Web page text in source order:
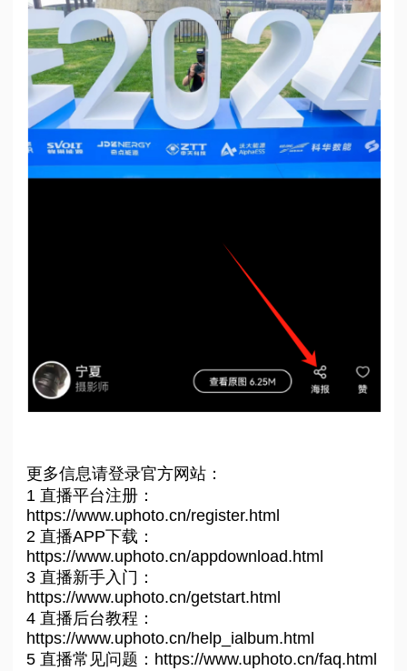
更多信息请登录官方网站：
1 直播平台注册：
https://www.uphoto.cn/register.html
2 直播APP下载：
https://www.uphoto.cn/appdownload.html
3 直播新手入门：
https://www.uphoto.cn/getstart.html
4 直播后台教程：
https://www.uphoto.cn/help_ialbum.html
5 直播常见问题：https://www.uphoto.cn/faq.html